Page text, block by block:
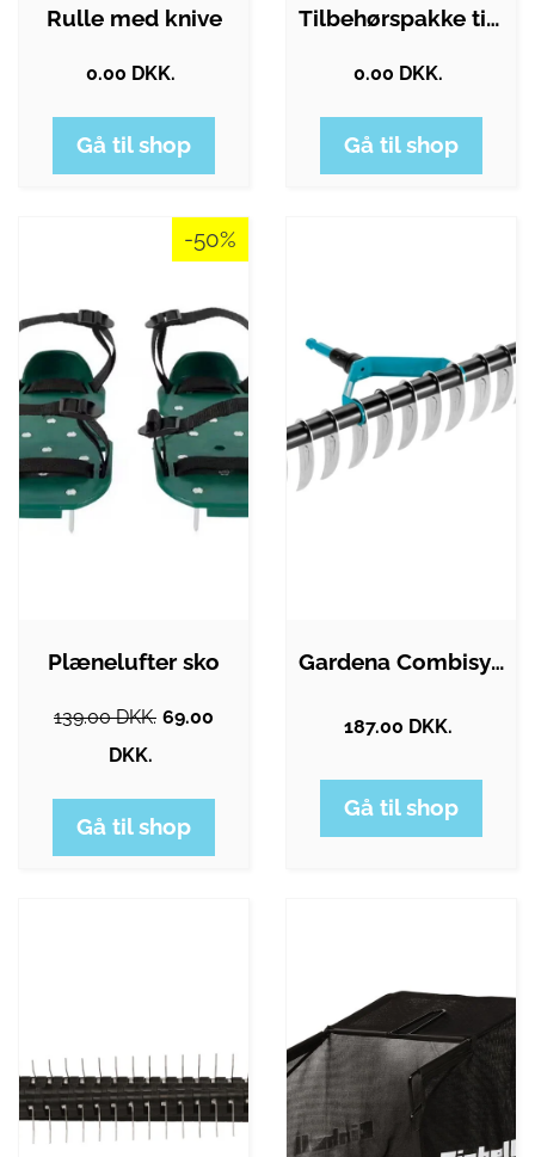
Rulle med knive
0.00 DKK.
Gå til shop
Tilbehørspakke til Minitex
0.00 DKK.
Gå til shop
-50%
Plænelufter sko
139.00 DKK. 69.00
DKK.
Gå til shop
Gardena Combisystem-plænelufter
187.00 DKK.
Gå til shop